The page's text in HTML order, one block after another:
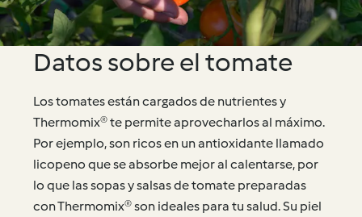
Datos sobre el tomate
Los tomates están cargados de nutrientes y
Thermomix® te permite aprovecharlos al máximo.
Por ejemplo, son ricos en un antioxidante llamado
licopeno que se absorbe mejor al calentarse, por
lo que las sopas y salsas de tomate preparadas
con Thermomix® son ideales para tu salud. Su piel